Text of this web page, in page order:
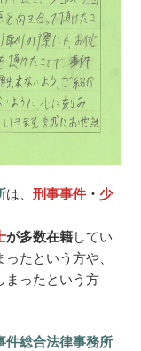
は、刑事事件 ・少
が多数在籍してい
たという方や、
まったという方
件総合法律事務所